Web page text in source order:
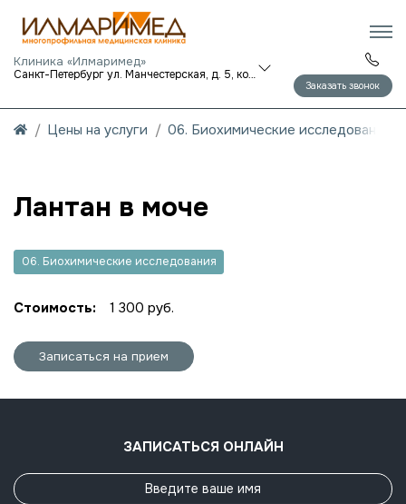
Клиника «Илмаримед»
Санкт-Петербург ул. Манчестерская, д. 5, корп. 1
Заказать звонок
Цены на услуги 06. Биохимические исследования
Лантан в моче
06. Биохимические исследования
Стоимость: 1 300 руб.
Записаться на прием
ЗАПИСАТЬСЯ ОНЛАЙН